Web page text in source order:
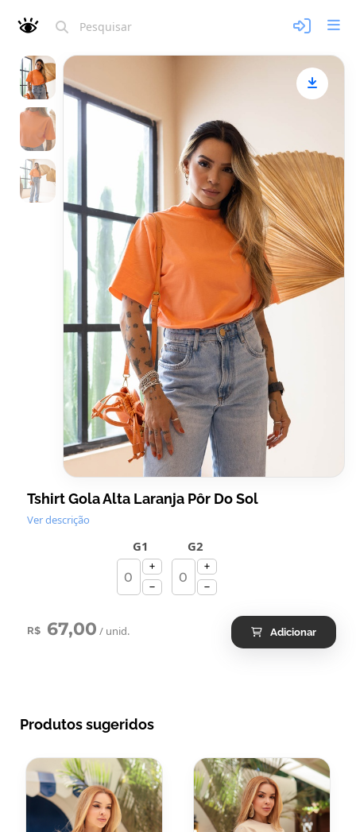
Tshirt Gola Alta Laranja Pôr Do Sol
Ver descrição
G1 G2
R$ 67,00 / unid. Adicionar
Produtos sugeridos